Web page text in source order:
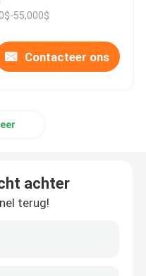
55,000$
Contacteer ons
achter
terug!